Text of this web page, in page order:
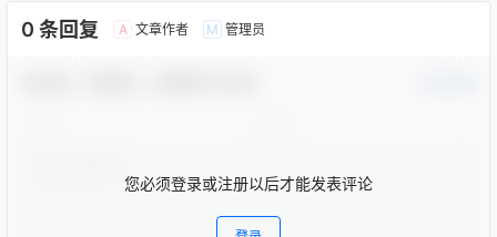
0 条回复 A 文章作者 M 管理员
您必须登录或注册以后才能发表评论